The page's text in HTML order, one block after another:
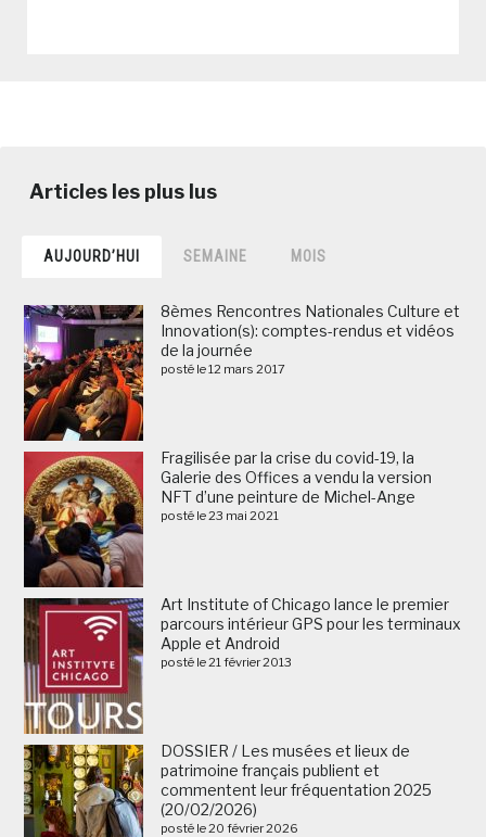
AUJOURD’HUI SEMAINE MOIS
8èmes Rencontres Nationales Culture et
Innovation(s): comptes-rendus et vidéos
de la journée
posté le 12 mars 2017
Fragilisée par la crise du covid-19, la
Galerie des Offices a vendu la version
NFT d’une peinture de Michel-Ange
posté le 23 mai 2021
Art Institute of Chicago lance le premier
parcours intérieur GPS pour les terminaux
Apple et Android
posté le 21 février 2013
DOSSIER / Les musées et lieux de
patrimoine français publient et
commentent leur fréquentation 2025
(20/02/2026)
posté le 20 février 2026